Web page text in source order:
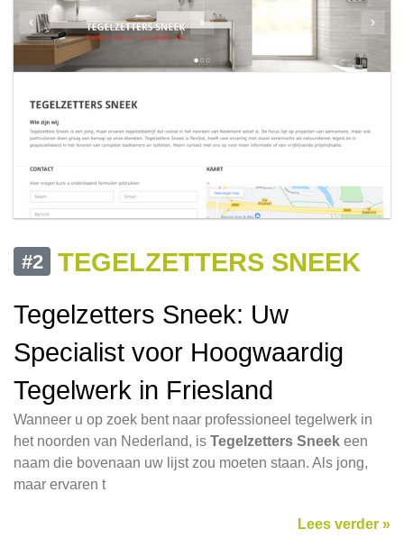
#2
TEGELZETTERS SNEEK
Tegelzetters Sneek: Uw
Specialist voor Hoogwaardig
Tegelwerk in Friesland
Wanneer u op zoek bent naar professioneel tegelwerk in
het noorden van Nederland, is Tegelzetters Sneek een
naam die bovenaan uw lijst zou moeten staan. Als jong,
maar ervaren t
Lees verder »